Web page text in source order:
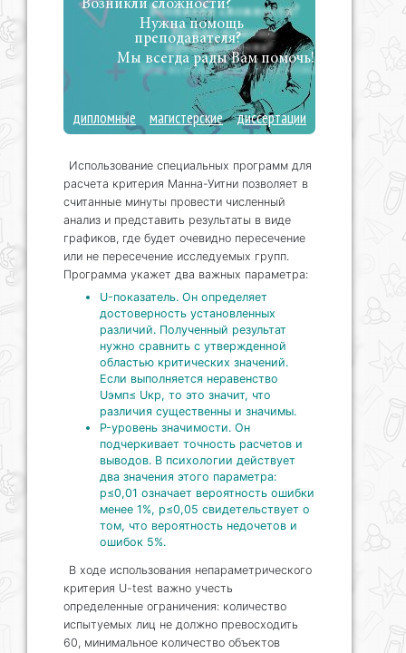
Возникли сложности?
Нужна помощь
преподавателя?
Мы всегда рады Вам помочь!
дипломные магистерские диссертации
Использование специальных программ для
расчета критерия Манна-Уитни позволяет в
считанные минуты провести численный
анализ и представить результаты в виде
графиков, где будет очевидно пересечение
или не пересечение исследуемых групп.
Программа укажет два важных параметра:
U-показатель. Он определяет
достоверность установленных
различий. Полученный результат
нужно сравнить с утвержденной
областью критических значений.
Если выполняется неравенство
Uэмп≤ Uкр, то это значит, что
различия существенны и значимы.
P-уровень значимости. Он
подчеркивает точность расчетов и
выводов. В психологии действует
два значения этого параметра:
р≤0,01 означает вероятность ошибки
менее 1%, р≤0,05 свидетельствует о
том, что вероятность недочетов и
ошибок 5%.
В ходе использования непараметрического
критерия U-test важно учесть
определенные ограничения: количество
испытуемых лиц не должно превосходить
60, минимальное количество объектов